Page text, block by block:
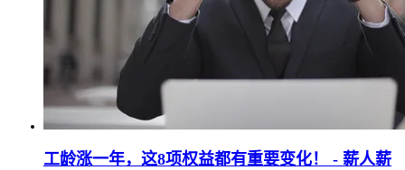
工龄涨一年，这8项权益都有重要变化！ - 薪人薪